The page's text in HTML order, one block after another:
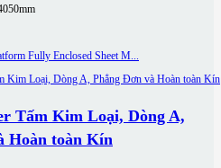
Tấm Kim Loại, Dòng A,
Hoàn toàn Kín